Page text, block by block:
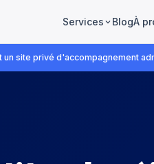
Services BlogÀ
site privé d'accompagnement